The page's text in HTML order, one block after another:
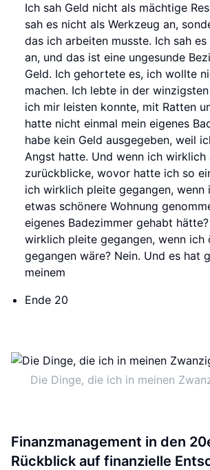
Ich sah Geld nicht als mächtige
sah es nicht als Werkzeug an,
das ich arbeiten musste. Ich sah es
an, und das ist eine ungesunde
Geld. Ich gehortete es, ich wollte
machen. Ich lebte in der
ich mir leisten konnte, mit Ratten
hatte nicht einmal mein eigenes
habe kein Geld ausgegeben, weil
Angst hatte. Und wenn ich wirklich
zurückblicke, wovor hatte ich so
ich wirklich pleite gegangen, wenn
etwas schönere Wohnung
eigenes Badezimmer gehabt
wirklich pleite gegangen, wenn ich
gegangen wäre? Nein. Und es hat
meinem
Ende 20
Die Dinge, die ich in meinen
Finanzmanagement in den
Rückblick auf finanzielle